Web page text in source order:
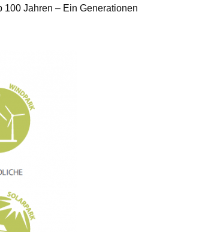
100 Jahren – Ein Generationen